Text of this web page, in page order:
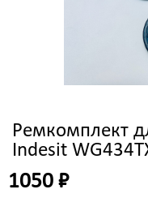
Ремкомплект
Indesit
1050 ₽